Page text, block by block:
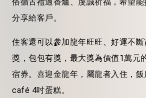
分享給客戶。
住客還可以參加龍年旺旺、好運不
獎，包包有獎，最大獎為價值1萬元
宿券。喜迎金龍年，屬龍者入住，
café 4吋蛋糕。